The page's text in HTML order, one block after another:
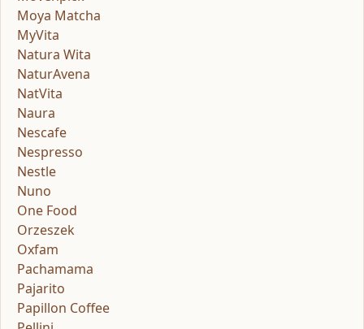
Moya Matcha
MyVita
Natura Wita
NaturAvena
NatVita
Naura
Nescafe
Nespresso
Nestle
Nuno
One Food
Orzeszek
Oxfam
Pachamama
Pajarito
Papillon Coffee